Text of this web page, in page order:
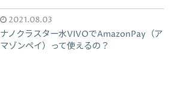
2021.08.03
ナノクラスター水VIVOでAmazonPay（ア
マゾンペイ）って使えるの？